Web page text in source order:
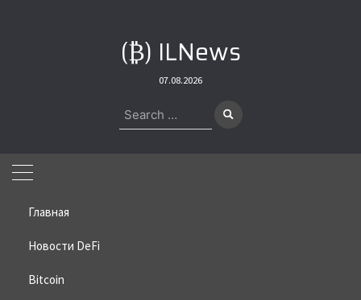
(₿) ILNews
07.08.2026
Search
for:
Главная
Новости DeFi
Bitcoin
Home»Bitcoin